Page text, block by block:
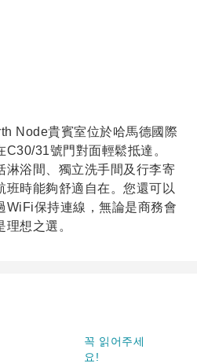
Node貴賓室位於哈馬德國際
31號門對面輕鬆抵達。
淋浴間、獨立洗手間及行李寄
班時能夠舒適自在。您還可以
WiFi保持連線，無論是商務會
想之選。
꼭 읽어주세
요!